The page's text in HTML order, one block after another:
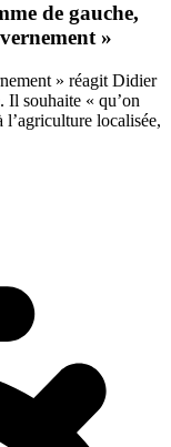
de gauche,
»
» réagit Didier
souhaite « qu’on
localisée,